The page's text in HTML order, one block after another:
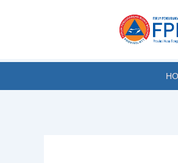
navigation